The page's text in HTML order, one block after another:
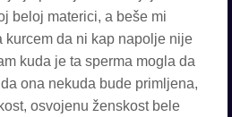
beloj materici, a beše mi
kurcem da ni kap napolje nije
kuda je ta sperma mogla da
ona nekuda bude primljena,
osvojenu ženskost bele